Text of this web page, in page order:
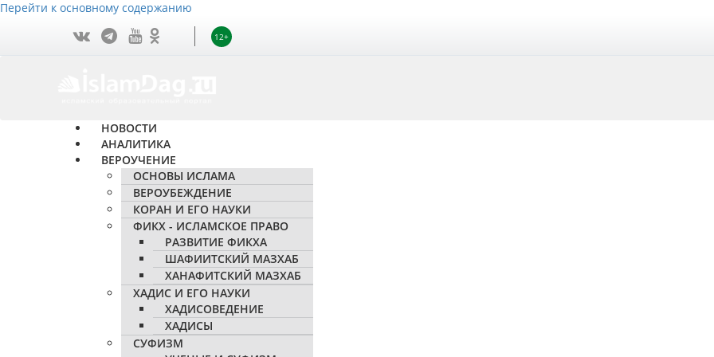
Перейти к основному содержанию
12+
НОВОСТИ
АНАЛИТИКА
ВЕРОУЧЕНИЕ
ОСНОВЫ ИСЛАМА
ВЕРОУБЕЖДЕНИЕ
КОРАН И ЕГО НАУКИ
ФИКХ - ИСЛАМСКОЕ ПРАВО
РАЗВИТИЕ ФИКХА
ШАФИИТСКИЙ МАЗХАБ
ХАНАФИТСКИЙ МАЗХАБ
ХАДИС И ЕГО НАУКИ
ХАДИСОВЕДЕНИЕ
ХАДИСЫ
СУФИЗМ